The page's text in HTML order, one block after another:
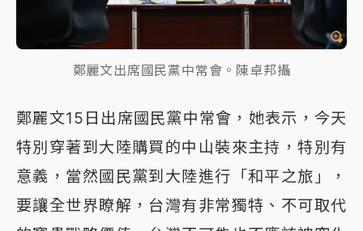
鄭麗文出席國民黨中常會。陳卓邦攝
鄭麗文15日出席國民黨中常會，她表示，今天
特別穿著到大陸購買的中山裝來主持，特別有
意義，當然國民黨到大陸進行「和平之旅」，
要讓全世界瞭解，台灣有非常獨特、不可取代